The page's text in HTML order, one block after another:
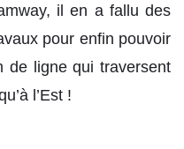
il en a fallu des
pour enfin pouvoir
de ligne qui traversent
l’Est !